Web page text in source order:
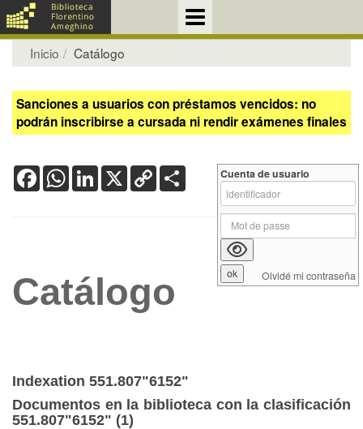
Inicio Catálogo
Sanciones a usuarios con préstamos vencidos: no
podrán inscribirse a cursada ni rendir exámenes finales
FacebookWhatsApp
LinkedIn
X Copy
Link
Catálogo
Indexation 551.807"6152"
Documentos en la biblioteca con la clasificación
551.807"6152" (1)
Cuenta de usuario
Olvidé mi contraseña